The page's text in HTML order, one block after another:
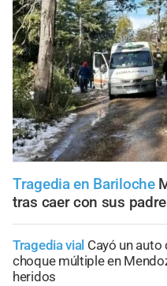
Tragedia en Bariloche
tras caer con sus
Tragedia vial Cayó un
choque múltiple en
heridos